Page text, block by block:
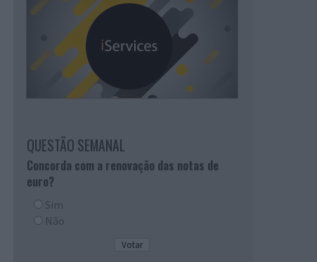
QUESTÃO SEMANAL
Concorda com a renovação das notas de
euro?
Sim
Não